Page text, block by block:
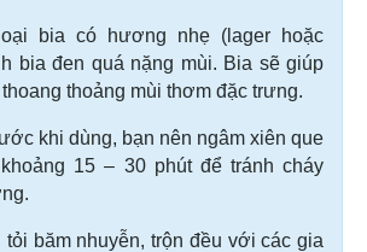
bia có hương nhẹ (lager hoặc
bia đen quá nặng mùi. Bia sẽ giúp
thoảng mùi thơm đặc trưng.
khi dùng, bạn nên ngâm xiên que
15 – 30 phút để tránh cháy
tỏi băm nhuyễn, trộn đều với các gia